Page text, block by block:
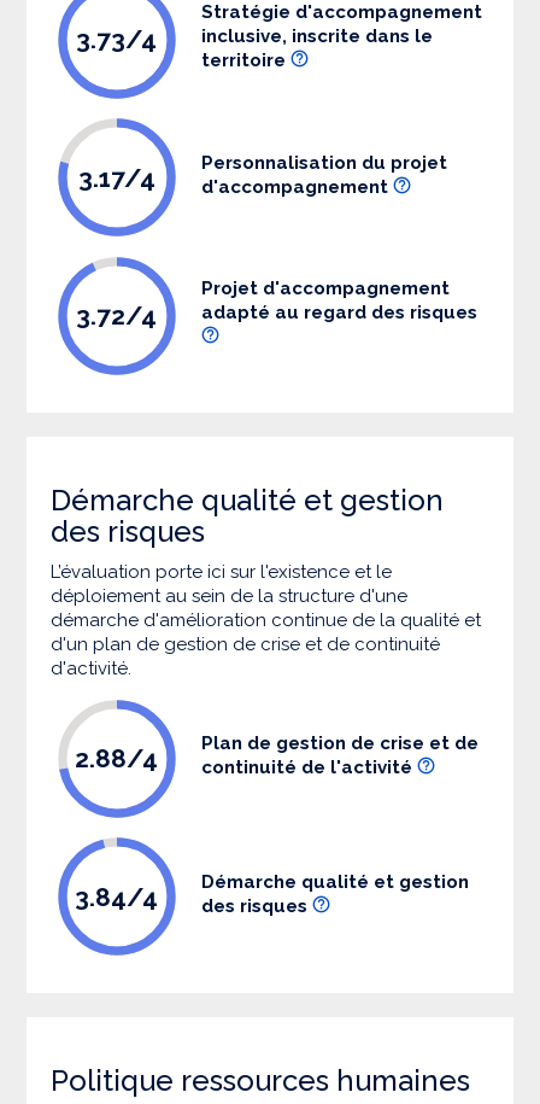
3.73/4
Stratégie d'accompagnement
inclusive, inscrite dans le
territoire
3.17/4
Personnalisation du projet
d'accompagnement
3.72/4
Projet d'accompagnement
adapté au regard des risques
Démarche qualité et gestion
des risques
L’évaluation porte ici sur l'existence et le
déploiement au sein de la structure d'une
démarche d'amélioration continue de la qualité et
d'un plan de gestion de crise et de continuité
d'activité.
2.88/4
Plan de gestion de crise et de
continuité de l'activité
3.84/4
Démarche qualité et gestion
des risques
Politique ressources humaines